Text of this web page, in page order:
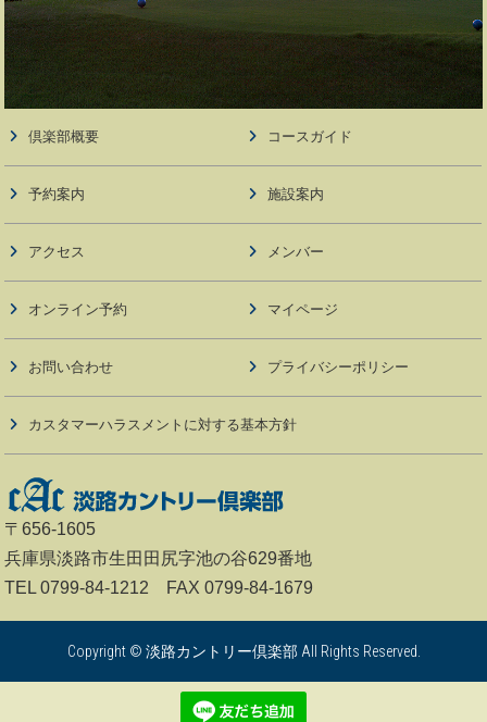
倶楽部概要 コースガイド
予約案内 施設案内
アクセス メンバー
オンライン予約 マイページ
お問い合わせ プライバシーポリシー
カスタマーハラスメントに対する基本方針
〒656-1605
兵庫県淡路市生田田尻字池の谷629番地
TEL 0799-84-1212 FAX 0799-84-1679
Copyright © 淡路カントリー倶楽部 All Rights Reserved.